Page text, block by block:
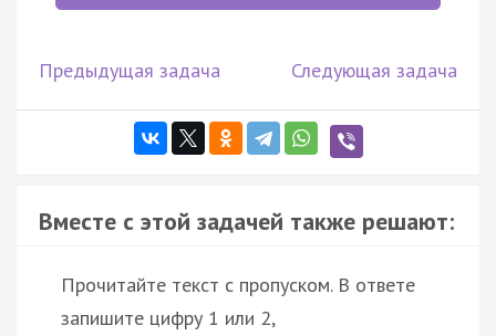
Предыдущая задача Следующая задача
Вместе с этой задачей также решают:
Прочитайте текст с пропуском. В ответе
запишите цифру 1 или 2,